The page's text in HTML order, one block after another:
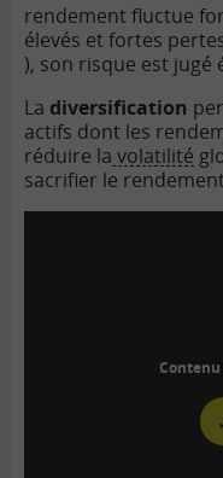
rendement fluctue
élevés et fortes
), son risque est jugé
La diversification
actifs dont les
réduire la volatilité
sacrifier le